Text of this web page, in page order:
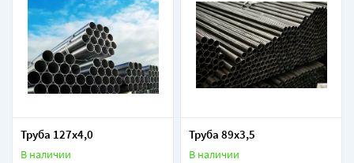
Труба 127х4,0
В наличии
Труба 89х3,5
В наличии